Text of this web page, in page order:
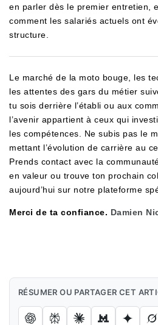
en parler dès le premier entretien,
comment les salariés actuels ont
structure.
Le marché de la moto bouge, les
les attentes des gars du métier
tu sois derrière l’établi ou aux
l’avenir appartient à ceux qui
les compétences. Ne subis pas le
mettant l’évolution de carrière au
Prends contact avec la
en valeur ou trouve ton prochain
aujourd’hui sur notre plateforme
Merci de ta confiance. Damien
RÉSUMER OU PARTAGER CET